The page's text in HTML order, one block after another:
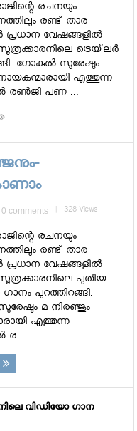
രചനയും
രണ്ട് താര
പ്രധാന വേഷങ്ങളില്‍
ട്രെയ്‌ലര്‍
ഗോകുല്‍ സുരേഷും
എത്തുന്ന
രണ്‍ജി പണ ...
0 comments | 328 Views
രചനയും
രണ്ട് താര
പ്രധാന വേഷങ്ങളില്‍
പുതിയ
പുറത്തിറങ്ങി.
മ നിരഞ്ജും
എത്തുന്ന
ര ...
വിഡിയോ ഗാന